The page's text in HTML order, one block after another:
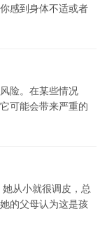
感到身体不适或者
险。在某些情况
可能会带来严重的
从小就很调皮，总
的父母认为这是孩